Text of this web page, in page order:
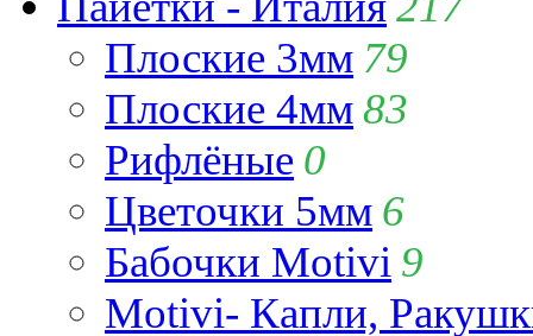
Плоские 3мм 79
Плоские 4мм83
Рифлёные 0
Цветочки 5мм 6
Бабочки Motivi 9
Motivi- Капли,